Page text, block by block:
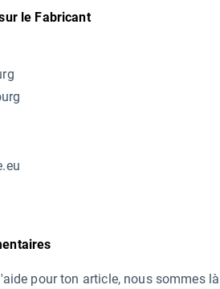
le Fabricant
pour ton article, nous sommes